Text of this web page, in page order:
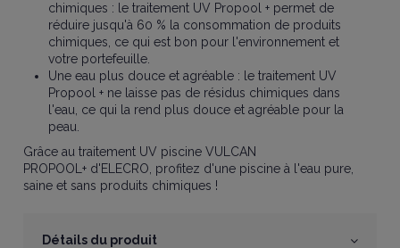
chimiques : le traitement UV Propool + permet de
réduire jusqu'à 60 % la consommation de produits
chimiques, ce qui est bon pour l'environnement et
votre portefeuille.
Une eau plus douce et agréable : le traitement UV
Propool + ne laisse pas de résidus chimiques dans
l'eau, ce qui la rend plus douce et agréable pour la
peau.
Grâce au traitement UV piscine VULCAN
PROPOOL+ d'ELECRO, profitez d'une piscine à l'eau pure,
saine et sans produits chimiques !
Détails du produit